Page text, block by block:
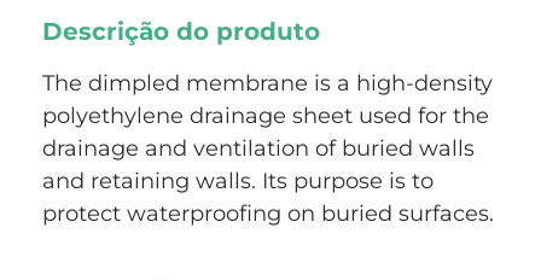
Descrição do produto
The dimpled membrane is a high-density
polyethylene drainage sheet used for the
drainage and ventilation of buried walls
and retaining walls. Its purpose is to
protect waterproofing on buried surfaces.